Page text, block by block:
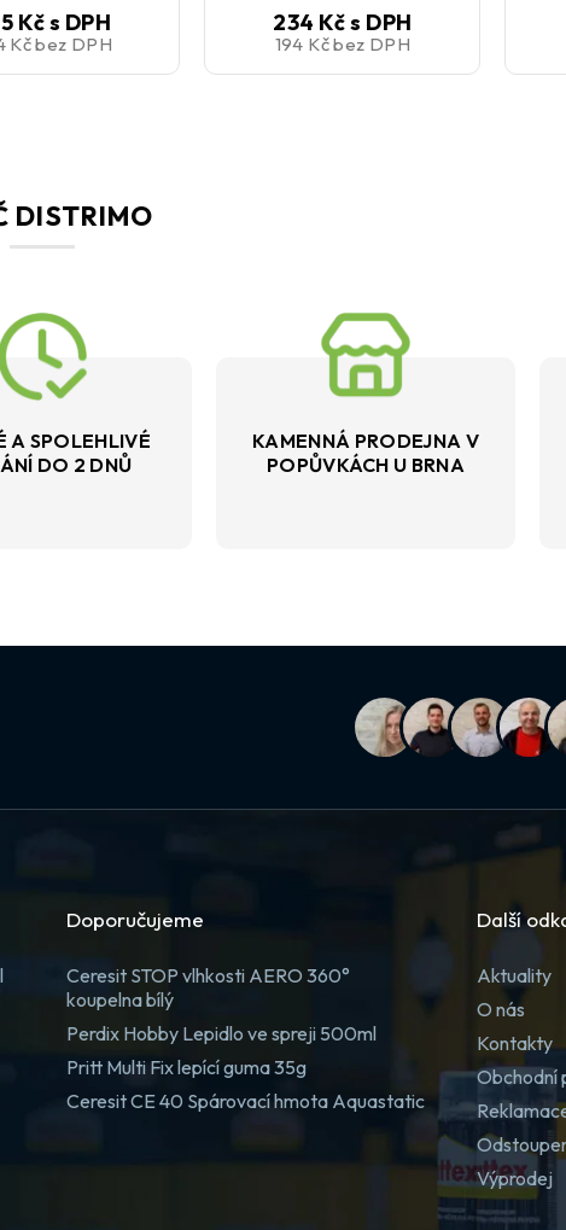
Kčs DPH
Kčbez DPH
234 Kčs DPH
194 Kčbez DPH
DISTRIMO
A SPOLEHLIVÉ
DO 2 DNŮ
KAMENNÁ PRODEJNA V
POPŮVKÁCH U BRNA
Doporučujeme
Ceresit STOP vlhkosti AERO 360°
koupelna bílý
Perdix Hobby Lepidlo ve spreji 500ml
Pritt Multi Fix lepící guma 35g
Ceresit CE 40 Spárovací hmota Aquastatic
Další
Aktuality
O nás
Kontakty
Obchodní
Výprodej